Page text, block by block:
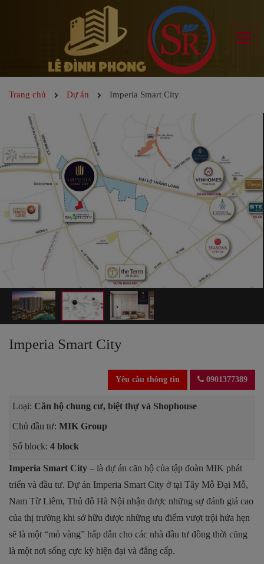
Trang chủ Dự án Imperia Smart City
Imperia Smart City
Yêu cầu thông tin 0901377389
Loại: Căn hộ chung cư, biệt thự và Shophouse
Chủ đầu tư: MIK Group
Số block: 4 block
Imperia Smart City – là dự án căn hộ của tập đoàn MIK phát
triển và đầu tư. Dự án Imperia Smart City ở tại Tây Mỗ Đại Mỗ,
Nam Từ Liêm, Thủ đô Hà Nội nhận được những sự đánh giá cao
của thị trường khi sở hữu được những ưu điểm vượt trội hứa hẹn
sẽ là một “mỏ vàng” hấp dẫn cho các nhà đầu tư đồng thời cũng
là một nơi sống cực kỳ hiện đại và đẳng cấp.